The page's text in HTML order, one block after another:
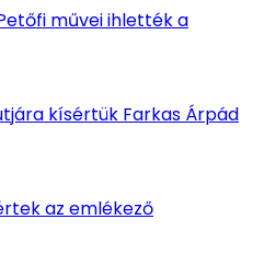
művei ihlették a
kísértük Farkas Árpád
az emlékező